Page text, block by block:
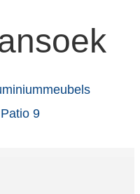
עִבְרִית